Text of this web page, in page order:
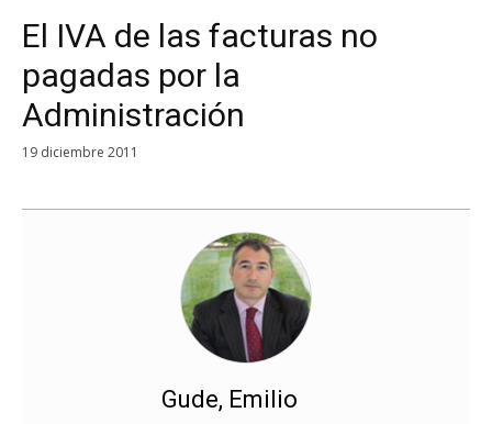
El IVA de las facturas no
pagadas por la
Administración
19 diciembre 2011
Gude, Emilio